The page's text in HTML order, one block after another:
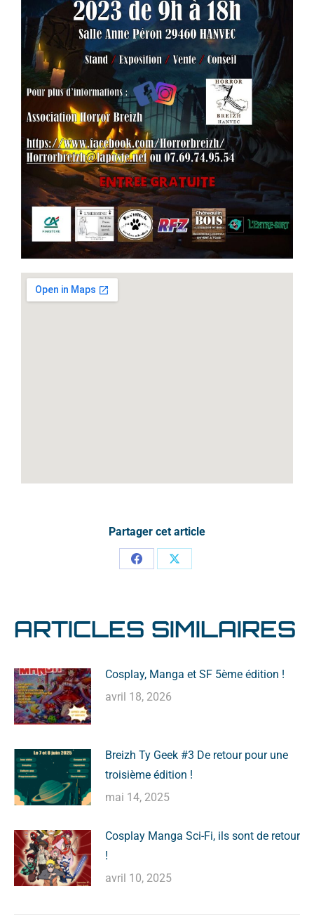
Partager cet article
ARTICLES SIMILAIRES
Cosplay, Manga et SF 5ème édition !
avril 18, 2026
Breizh Ty Geek #3 De retour pour une
troisième édition !
mai 14, 2025
Cosplay Manga Sci-Fi, ils sont de retour
!
avril 10, 2025